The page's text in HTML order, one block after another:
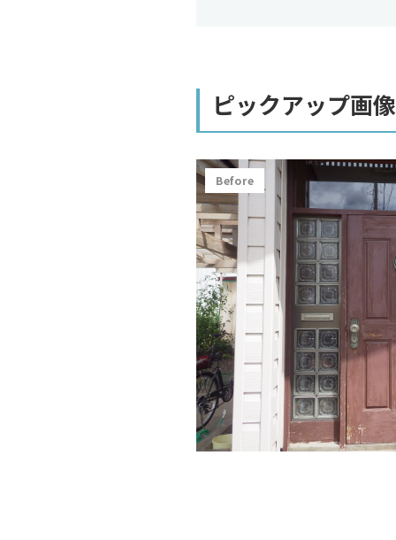
ピックアップ画像
Before